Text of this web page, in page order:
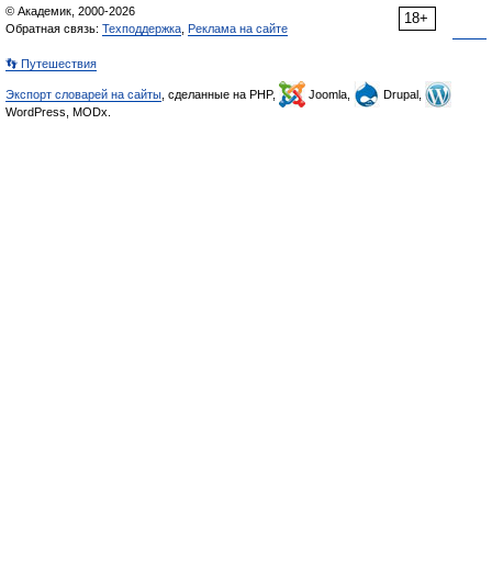
18+
© Академик, 2000-2026
Обратная связь: Техподдержка Реклама на сайте
👣 Путешествия
Экспорт словарей на сайты , сделанные на PHP, Joomla,
Drupal,
WordPress, MODx.